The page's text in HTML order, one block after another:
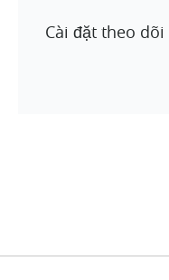
Cài đặt theo dõi